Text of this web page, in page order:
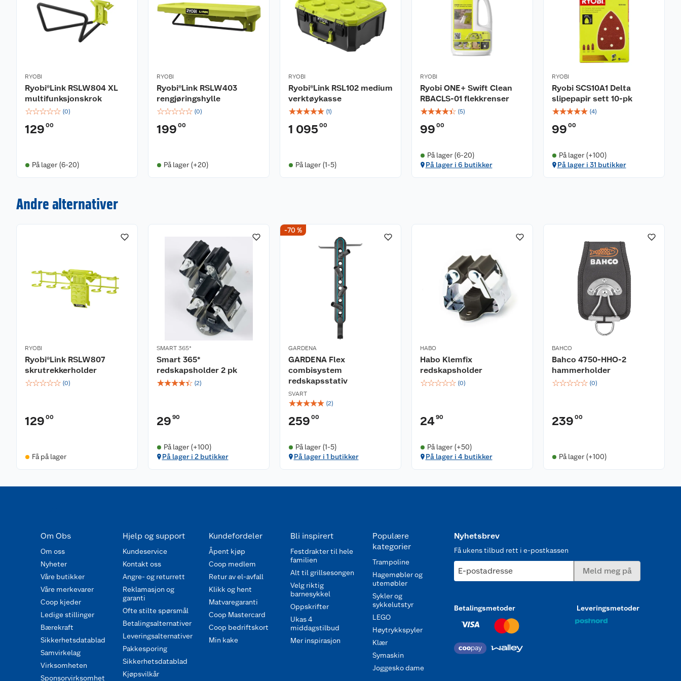
RYOBI
Ryobi®Link RSLW804 XL
multifunksjonskrok
☆☆☆☆☆ (0)
129 00
På lager (6-20)
RYOBI
Ryobi®Link RSLW403
rengjøringshylle
☆☆☆☆☆ (0)
199 00
På lager (+20)
RYOBI
Ryobi®Link RSL102 medium
verktøykasse
☆☆☆☆☆ (1)
1 095 00
På lager (1-5)
RYOBI
Ryobi ONE+ Swift Clean
RBACLS-01 flekkrenser
☆☆☆☆☆ (5)
99 00
På lager (6-20)
På lager i 6 butikker
RYOBI
Ryobi SCS10A1 Delta
slipepapir sett 10-pk
☆☆☆☆☆ (4)
99 00
På lager (+100)
På lager i 31 butikker
Andre alternativer
RYOBI
Ryobi®Link RSLW807
skrutrekkerholder
☆☆☆☆☆ (0)
129 00
Få på lager
SMART 365*
Smart 365*
redskapsholder 2 pk
☆☆☆☆☆ (2)
29 90
På lager (+100)
På lager i 2 butikker
-70 %
GARDENA
GARDENA Flex
combisystem
redskapsstativ
SVART
☆☆☆☆☆ (2)
259 00
På lager (1-5)
På lager i 1 butikker
HABO
Habo Klemfix
redskapsholder
☆☆☆☆☆ (0)
2490
På lager (+50)
På lager i 4 butikker
BAHCO
Bahco 4750-HHO-2
hammerholder
☆☆☆☆☆ (0)
239 00
På lager (+100)
Om Obs
Om oss
Nyheter
Våre butikker
Våre merkevarer
Coop kjeder
Ledige stillinger
Bærekraft
Sikkerhetsdatablad
Samvirkelag
Virksomheten
Sponsorvirksomhet
Hjelp og support
Kundeservice
Kontakt oss
Angre- og returrett
Reklamasjon og
garanti
Ofte stilte spørsmål
Betalingsalternativer
Leveringsalternativer
Pakkesporing
Sikkerhetsdatablad
Kjøpsvilkår
Kundefordeler
Åpent kjøp
Coop medlem
Retur av el-avfall
Klikk og hent
Matvaregaranti
Coop Mastercard
Coop bedriftskort
Min kake
Bli inspirert
Festdrakter til hele
familien
Alt til grillsesongen
Velg riktig
barnesykkel
Oppskrifter
Ukas 4
middagstilbud
Mer inspirasjon
Populære
kategorier
Trampoline
Hagemøbler og
utemøbler
Sykler og
sykkelutstyr
LEGO
Høytrykkspyler
Klær
Symaskin
Joggesko dame
Nyhetsbrev
Få ukens tilbud rett i e-postkassen
E-postadresse Meld meg på
Betalingsmetoder Leveringsmetoder